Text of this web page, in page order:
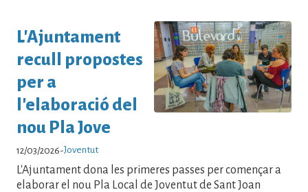
L'Ajuntament
recull propostes
per a
l'elaboració del
nou Pla Jove
12/03/2026-Joventut
L'Ajuntament dona les primeres passes per començar a
elaborar el nou Pla Local de Joventut de Sant Joan